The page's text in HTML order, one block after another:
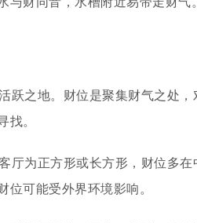
跃之地。财位是聚集财气之处
找。
厅为正方形或长方形，财位多
位可能受外界环境影响。